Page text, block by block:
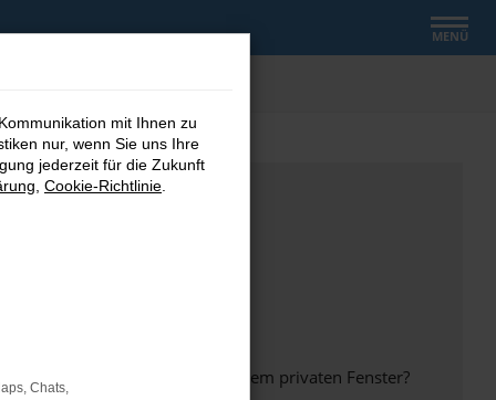
MENÜ
anderen Browser oder in einem privaten Fenster?
mit Ihnen zu
nur, wenn Sie uns Ihre
jederzeit für die Zukunft
Cookie-Richtlinie
Chats,